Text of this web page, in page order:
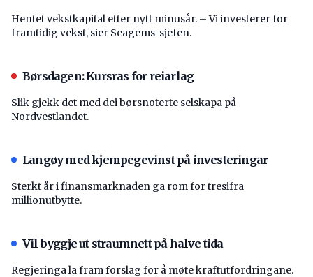
Hentet vekstkapital etter nytt minusår. – Vi investerer for
framtidig vekst, sier Seagems-sjefen.
Børsdagen: Kursras for reiarlag
Slik gjekk det med dei børsnoterte selskapa på
Nordvestlandet.
Langøy med kjempegevinst på investeringar
Sterkt år i finansmarknaden ga rom for tresifra
millionutbytte.
Vil byggje ut straumnett på halve tida
Regjeringa la fram forslag for å møte kraftutfordringane.